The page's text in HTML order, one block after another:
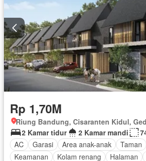
Rp 1,70M
2 Kamar tidur
2 Kamar mandi
AC
Garasi Area anak-anak Taman
Keamanan
Kolam renang Halaman